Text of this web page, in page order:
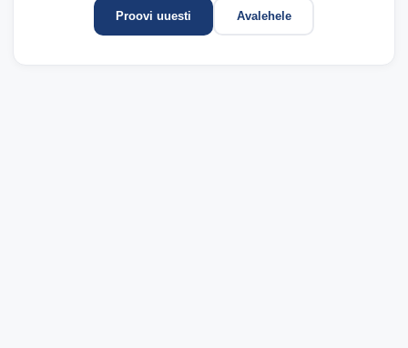
Proovi uuesti Avalehele